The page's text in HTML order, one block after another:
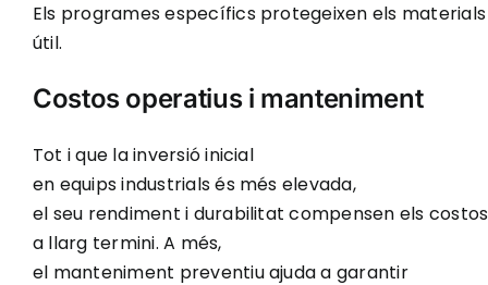
Els programes específics protegeixen els
útil.
Costos operatius i manteniment
Tot i que la inversió inicial
en equips industrials és més elevada,
el seu rendiment i durabilitat compensen els costos
a llarg termini. A més,
el manteniment preventiu ajuda a garantir